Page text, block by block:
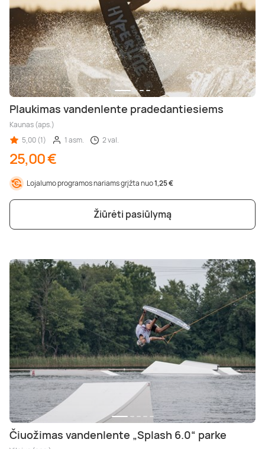
Plaukimas vandenlente pradedantiesiems
Kaunas (aps.)
5,00 (1)
1 asm. 2 val.
25,00 €
Lojalumo programos nariams grįžta nuo1,25 €
Žiūrėti pasiūlymą
Čiuožimas vandenlente „Splash 6.0“ parke